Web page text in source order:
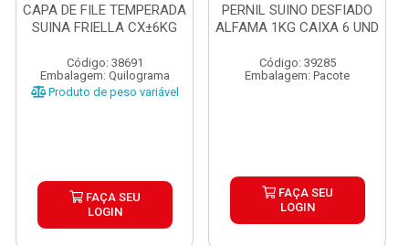
CAPA DE FILE TEMPERADA
SUINA FRIELLA CX±6KG
Código: 38691
Embalagem: Quilograma
Produto de peso variável
FAÇA SEU
LOGIN
PERNIL SUINO DESFIADO
ALFAMA 1KG CAIXA 6 UND
Código: 39285
Embalagem: Pacote
FAÇA SEU
LOGIN